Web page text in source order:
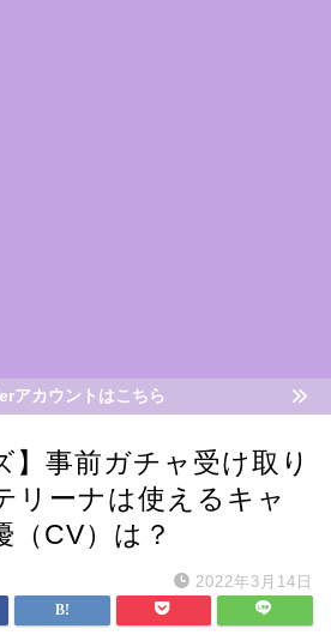
アカウントはこちら
】事前ガチャ受け取り
リーナは使えるキャ
（CV）は？
2022年3月14日